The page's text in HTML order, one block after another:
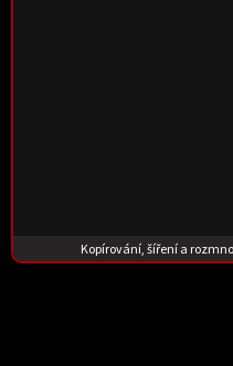
Kopírování, šíření a